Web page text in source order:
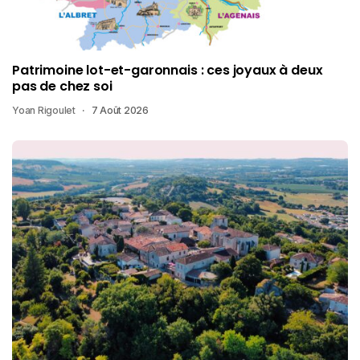
Patrimoine lot-et-garonnais : ces joyaux à deux
pas de chez soi
Yoan Rigoulet 7 Août 2026